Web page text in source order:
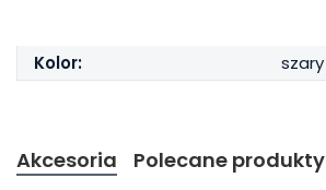
Kolor: szary
Akcesoria Polecane produkty